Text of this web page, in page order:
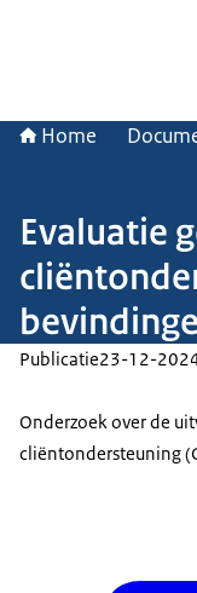
Home
Evaluatie
Publicatie23-12-
Onderzoek over de
cliëntondersteuning